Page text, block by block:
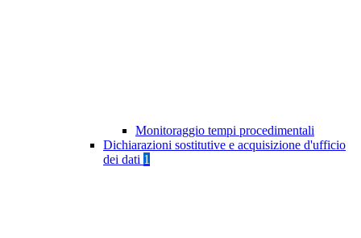
Monitoraggio tempi procedimentali
Dichiarazioni sostitutive e acquisizione d'ufficio
dei dati 1